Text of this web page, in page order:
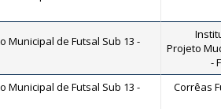
Municipal de Futsal Sub 13 -
Projeto
-
Municipal de Futsal Sub 13 -
Corrêas